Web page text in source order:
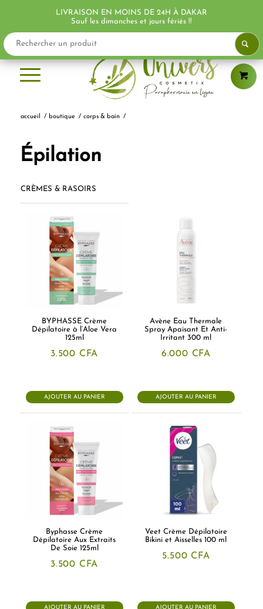
accueil / boutique / corps & bain /
Épilation
CRÈMES & RASOIRS
BYPHASSE Crème
Dépilatoire à l’Aloe Vera
125ml
3.500 CFA
AJOUTER AU PANIER
Avène Eau Thermale
Spray Apaisant Et Anti-
Irritant 300 ml
6.000 CFA
AJOUTER AU PANIER
Byphasse Crème
Dépilatoire Aux Extraits
De Soie 125ml
3.500 CFA
AJOUTER AU PANIER
Veet Crème Dépilatoire
Bikini et Aisselles 100 ml
5.500 CFA
AJOUTER AU PANIER
LIVRAISON EN MOINS DE 24H À DAKAR
Sauf les dimanches et jours fériés !!